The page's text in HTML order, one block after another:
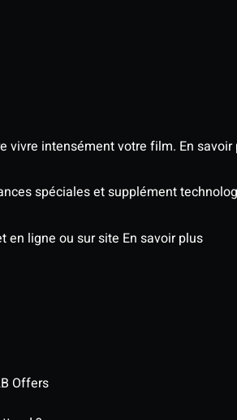
vivre intensément votre film. En savoir
spéciales et supplément
en ligne ou sur site En savoir plus
Offers